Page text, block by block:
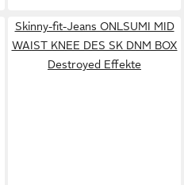
Skinny-fit-Jeans ONLSUMI MID
WAIST KNEE DES SK DNM BOX
Destroyed Effekte